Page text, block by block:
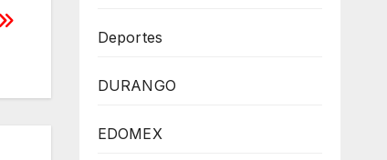
Deportes
DURANGO
EDOMEX